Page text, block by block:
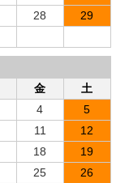
14
15
28
29
金
土
4
5
11
12